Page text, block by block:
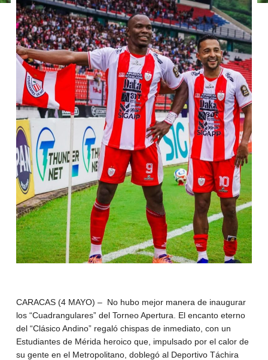
CARACAS (4 MAYO) – No hubo mejor manera de inaugurar
los “Cuadrangulares” del Torneo Apertura. El encanto eterno
del “Clásico Andino” regaló chispas de inmediato, con un
Estudiantes de Mérida heroico que, impulsado por el calor de
su gente en el Metropolitano, doblegó al Deportivo Táchira